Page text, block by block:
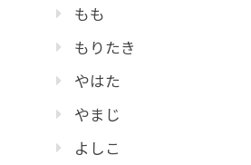
もも
もりたき
やはた
やまじ
よしこ